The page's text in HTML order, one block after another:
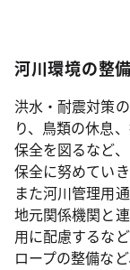
河川環境の整備
洪水・耐震対策
り、鳥類の休息
保全を図るなど
保全に努めていき
また河川管理用
地元関係機関と
用に配慮するな
ロープの整備な